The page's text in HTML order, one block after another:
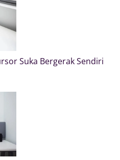
Suka Bergerak Sendiri